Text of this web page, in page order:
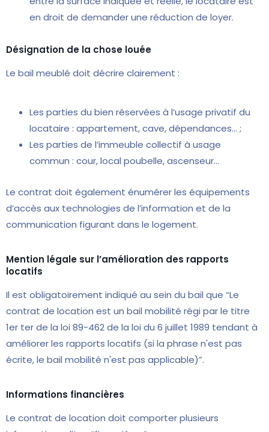
en droit de demander une réduction de loyer.
Désignation de la chose louée
Le bail meublé doit décrire clairement :
Les parties du bien réservées à l’usage privatif du
locataire : appartement, cave, dépendances... ;
Les parties de l’immeuble collectif à usage
commun : cour, local poubelle, ascenseur…
Le contrat doit également énumérer les équipements
d’accès aux technologies de l’information et de la
communication figurant dans le logement.
Mention légale sur l’amélioration des rapports
locatifs
Il est obligatoirement indiqué au sein du bail que “Le
contrat de location est un bail mobilité régi par le titre
1er ter de la loi 89-462 de la loi du 6 juillet 1989 tendant à
améliorer les rapports locatifs (si la phrase n'est pas
écrite, le bail mobilité n'est pas applicable)”.
Informations financières
Le contrat de location doit comporter plusieurs